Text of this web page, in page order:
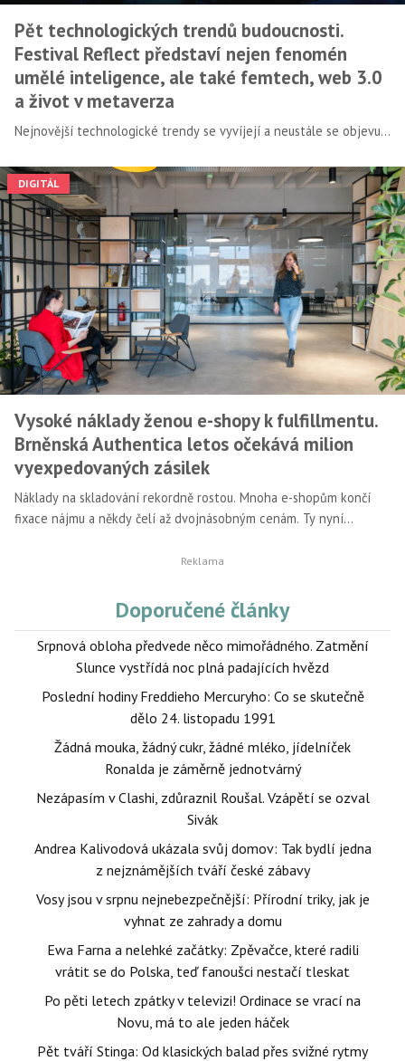
Pět technologických trendů budoucnosti.
Festival Reflect představí nejen fenomén
umělé inteligence, ale také femtech, web 3.0
a život v metaverza
Nejnovější technologické trendy se vyvíjejí a neustále se objevují
učení slyšíme ze všech stran už řadu měsíců. Není ale vše AI, co se
třpytí. Inovace se objevují v oblasti financí, zdravotnictví, e-
commerce, streamingu, cloud computingu nebo virtuální reality a
metaverza.
DIGITÁL
Vysoké náklady ženou e-shopy k fulfillmentu.
Brněnská Authentica letos očekává milion
vyexpedovaných zásilek
Náklady na skladování rekordně rostou. Mnoha e-shopům končí
fixace nájmu a někdy čelí až dvojnásobným cenám. Ty nyní
Doporučené články
Srpnová obloha předvede něco mimořádného. Zatmění
Slunce vystřídá noc plná padajících hvězd
Poslední hodiny Freddieho Mercuryho: Co se skutečně
dělo 24. listopadu 1991
Žádná mouka, žádný cukr, žádné mléko, jídelníček
Ronalda je záměrně jednotvárný
Nezápasím v Clashi, zdůraznil Roušal. Vzápětí se ozval
Sivák
Andrea Kalivodová ukázala svůj domov: Tak bydlí jedna
z nejznámějších tváří české zábavy
Vosy jsou v srpnu nejnebezpečnější: Přírodní triky, jak je
vyhnat ze zahrady a domu
Ewa Farna a nelehké začátky: Zpěvačce, které radili
vrátit se do Polska, teď fanoušci nestačí tleskat
Po pěti letech zpátky v televizi! Ordinace se vrací na
Novu, má to ale jeden háček
Pět tváří Stinga: Od klasických balad přes svižné rytmy